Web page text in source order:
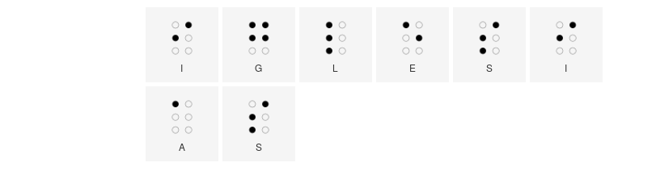
I G L E S I
A S